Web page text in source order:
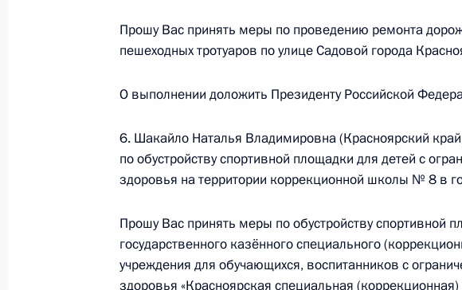
О ходе исполнения поручения, данного по итогам
конференц-связи жителя Ярославской области,
Антоном Устиновым в Приёмной Президента
30 июня 2014 года, 21:38
О ходе исполнения поручения, данного по итогам
конференц-связи жителя Свердловской области,
Президента Российской Федерации помощником
Федерации Игорем Левитиным в Приёмной
Прошу Вас принять меры по проведению ремонта
пешеходных тротуаров по улице Садовой города
О выполнении доложить Президенту Российской
6. Шакайло Наталья Владимировна (Красноярский
по обустройству спортивной площадки для детей с
здоровья на территории коррекционной школы № 8 в
Прошу Вас принять меры по обустройству спортивной
государственного казённого специального
учреждения для обучающихся, воспитанников с
здоровья «Красноярская специальная